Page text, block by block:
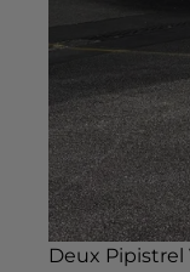
Deux Pipistrel